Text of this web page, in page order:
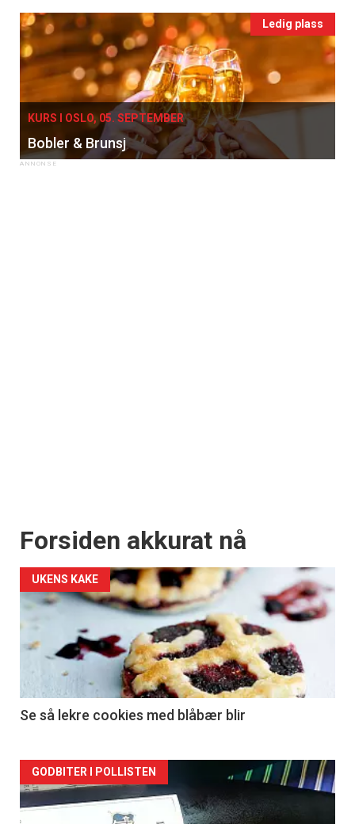
Ledig plass
KURS I OSLO, 05. SEPTEMBER
Bobler & Brunsj
Forsiden akkurat nå
UKENS KAKE
Se så lekre cookies med blåbær blir
Forsiden
akkurat
GODBITER I POLLISTEN